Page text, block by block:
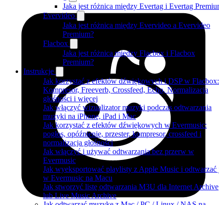
Jaka jest różnica między Evertag i Evertag
Evervideo
Jaka jest różnica między Evervideo a Evervideo
Premium?
Flacbox
Jaka jest różnica między Flacbox i Flacbox
Premium?
Instrukcje
Jak korzystać z efektów dźwiękowych i DSP w Flacbox:
Kompresor, Freeverb, Crossfeed, Echo, Normalizacja
głośności i więcej
Jak włączyć wizualizator muzyki podczas odtwarzania
muzyki na iPhone, iPad i Mac
Jak korzystać z efektów dźwiękowych w Evermusic:
pogłos, opóźnienie, przester, kompresor, crossfeed i
normalizacja głośności
Jak włączyć i używać odtwarzania bez przerw w
Evermusic
Jak wyeksportować playlisty z Apple Music i odtwarzać
w Evermusic na Macu
Jak stworzyć listę odtwarzania M3U dla Internet Archive
lub Live Music Archive